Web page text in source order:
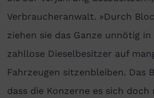
Verbraucheranwalt. »Durch
ziehen sie das Ganze unnötig
zahllose Dieselbesitzer auf
Fahrzeugen sitzenbleiben. Das
dass die Konzerne es sich